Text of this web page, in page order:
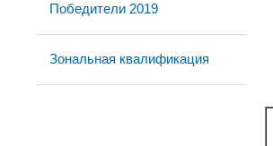
Победители 2019
Зональная квалификация